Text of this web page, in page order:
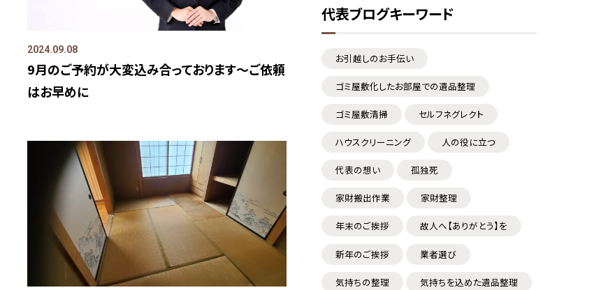
2024.09.08
9月のご予約が大変込み合っております～ご依頼
はお早めに
代表ブログキーワード
お引越しのお手伝い
ゴミ屋敷化したお部屋での遺品整理
ゴミ屋敷清掃 セルフネグレクト
ハウスクリーニング 人の役に立つ
代表の想い 孤独死
家財搬出作業 家財整理
年末のご挨拶 故人へ【ありがとう】を
新年のご挨拶 業者選び
気持ちの整理 気持ちを込めた遺品整理